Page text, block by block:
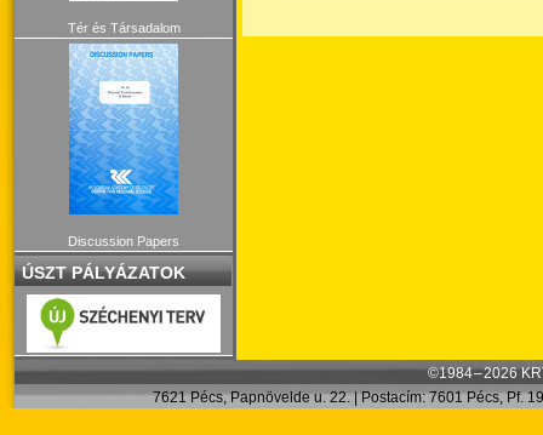
Tér és Társadalom
Discussion Papers
ÚSZT PÁLYÁZATOK
©1984 – 2026
7621 Pécs, Papnövelde u. 22. | Postacím: 7601 Pécs, Pf.